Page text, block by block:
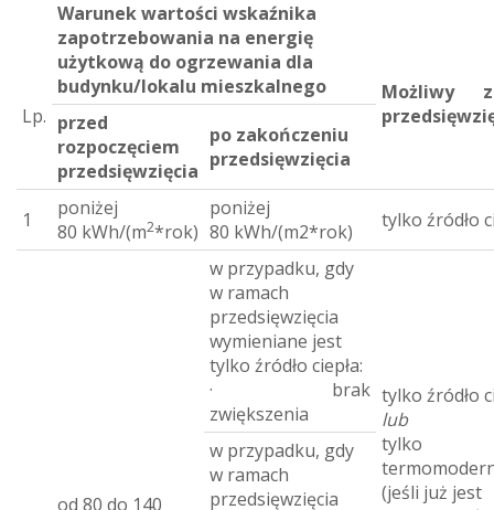
Lp.
Warunek wartości wskaźnika
zapotrzebowania na energię
użytkową do ogrzewania dla
budynku/lokalu mieszkalnego
Możliwy
przed
rozpoczęciem
przedsięwzięcia
po zakończeniu
przedsięwzięcia
1
poniżej
80 kWh/(m2*rok)
poniżej
80 kWh/(m2*rok)
tylko źródło
od 80 do 140
w przypadku, gdy
w ramach
przedsięwzięcia
wymieniane jest
tylko źródło ciepła:
· brak
zwiększenia
tylko źródło
lub
tylko
(jeśli już jest
w przypadku, gdy
w ramach
przedsięwzięcia